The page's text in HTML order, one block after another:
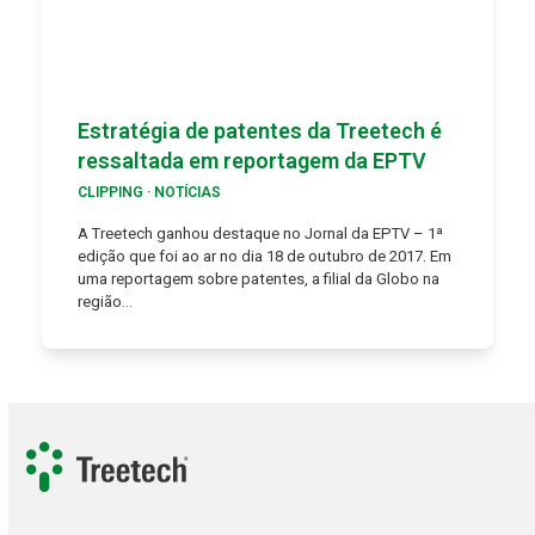
Estratégia de patentes da Treetech é
ressaltada em reportagem da EPTV
CLIPPING · NOTÍCIAS
A Treetech ganhou destaque no Jornal da EPTV – 1ª
edição que foi ao ar no dia 18 de outubro de 2017. Em
uma reportagem sobre patentes, a filial da Globo na
região…